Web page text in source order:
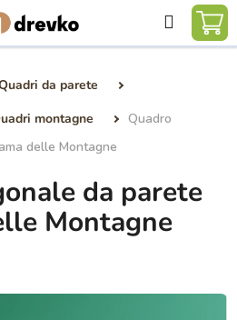
Ricerca
da parete
montagne
Quadro
delle Montagne
da parete
Montagne